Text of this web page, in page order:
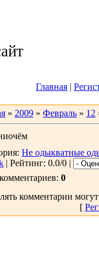
Главная |
» 2009 » Февраль » 12
Не одыкватные
| Рейтинг: 0.0/0 |
0
комментарии
[